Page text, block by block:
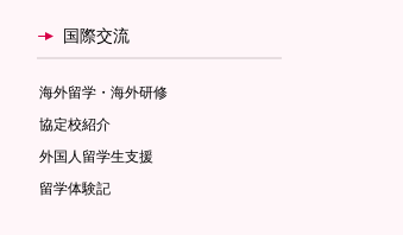
国際交流
海外留学・海外研修
協定校紹介
外国人留学生支援
留学体験記